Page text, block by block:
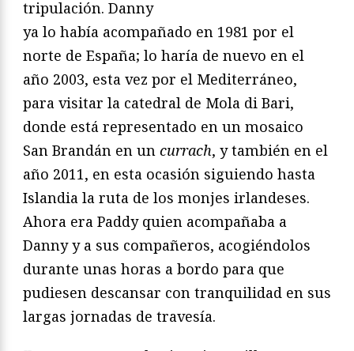
tripulación. Danny
ya lo había acompañado en 1981 por el
norte de España; lo haría de nuevo en el
año 2003, esta vez por el Mediterráneo,
para visitar la catedral de Mola di Bari,
donde está representado en un mosaico
San Brandán en un currach, y también en el
año 2011, en esta ocasión siguiendo hasta
Islandia la ruta de los monjes irlandeses.
Ahora era Paddy quien acompañaba a
Danny y a sus compañeros, acogiéndolos
durante unas horas a bordo para que
pudiesen descansar con tranquilidad en sus
largas jornadas de travesía.